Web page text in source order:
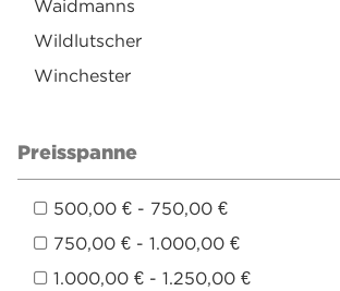
Waidmanns
Wildlutscher
Winchester
Preisspanne
500,00 € - 750,00 €
750,00 € - 1.000,00 €
1.000,00 € - 1.250,00 €